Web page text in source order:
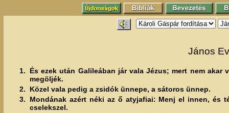
János
1.
És ezek után Galileában jár vala Jézus; mert nem
megöljék.
2.
Közel vala pedig a zsidók ünnepe, a sátoros ünnep.
3.
Mondának azért néki az ő atyjafiai: Menj el innen, és
cselekszel.